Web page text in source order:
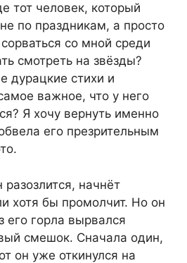
тот человек, который
по праздникам, а просто
со мной среди
смотреть на звёзды?
дурацкие стихи и
важное, что у него
Я хочу вернуть именно
его презрительным
начнёт
хотя бы промолчит. Но он
его горла вырвался
смешок. Сначала один,
он уже откинулся на